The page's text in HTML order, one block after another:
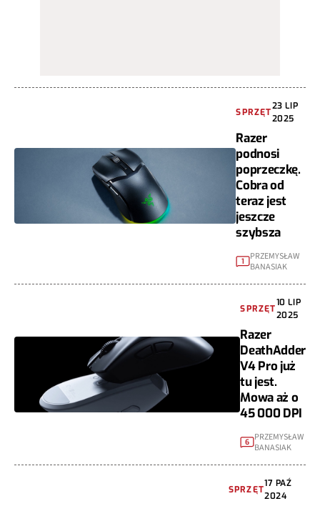
SPRZĘT
23 LIP
2025
Razer
podnosi
poprzeczkę.
Cobra od
teraz jest
jeszcze
szybsza
1
PRZEMYSŁAW
BANASIAK
SPRZĘT
10 LIP
2025
Razer
DeathAdder
V4 Pro już
tu jest.
Mowa aż o
45 000 DPI
6
PRZEMYSŁAW
BANASIAK
SPRZĘT
17 PAŹ
2024